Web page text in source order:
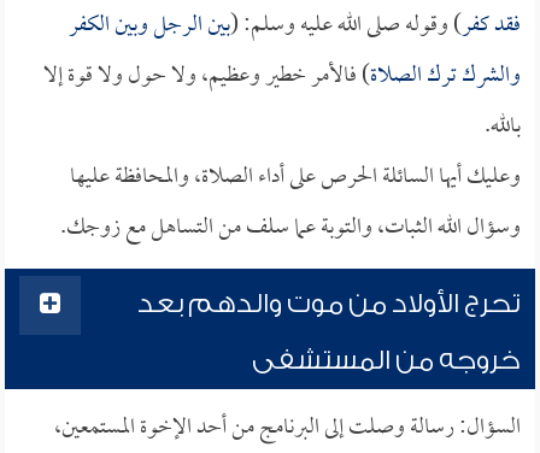
فقد كفر) وقوله صلى الله عليه وسلم: (بين الرجل وبين الكفر
والشرك ترك الصلاة) فالأمر خطير وعظيم، ولا حول ولا قوة إلا
بالله.
وعليك أيها السائلة الحرص على أداء الصلاة، والمحافظة عليها
وسؤال الله الثبات، والتوبة عما سلف من التساهل مع زوجك.
تحرج الأولاد من موت والدهم بعد
خروجه من المستشفى
السؤال: رسالة وصلت إلى البرنامج من أحد الإخوة المستمعين،